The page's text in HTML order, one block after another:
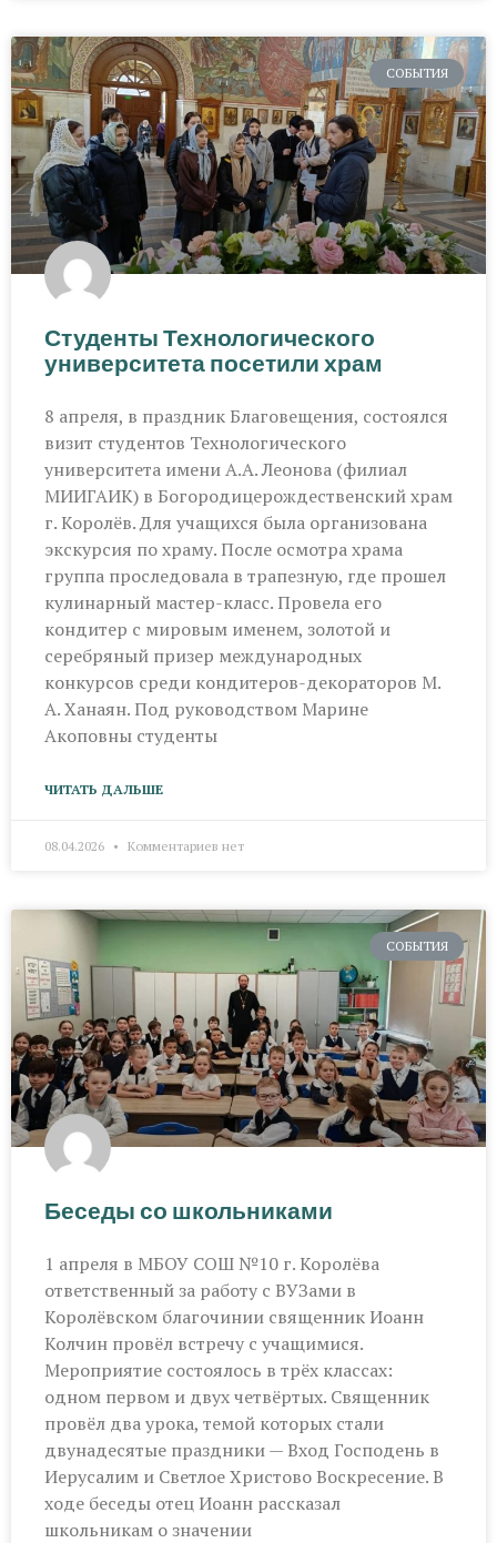
СОБЫТИЯ
Студенты Технологического
университета посетили храм
8 апреля, в праздник Благовещения, состоялся
визит студентов Технологического
университета имени А.А. Леонова (филиал
МИИГАИК) в Богородицерождественский храм
г. Королёв. Для учащихся была организована
экскурсия по храму. После осмотра храма
группа проследовала в трапезную, где прошел
кулинарный мастер-класс. Провела его
кондитер с мировым именем, золотой и
серебряный призер международных
конкурсов среди кондитеров-декораторов М.
А. Ханаян. Под руководством Марине
Акоповны студенты
ЧИТАТЬ ДАЛЬШЕ
08.04.2026 Комментариев нет
СОБЫТИЯ
Беседы со школьниками
1 апреля в МБОУ СОШ №10 г. Королёва
ответственный за работу с ВУЗами в
Королёвском благочинии священник Иоанн
Колчин провёл встречу с учащимися.
Мероприятие состоялось в трёх классах:
одном первом и двух четвёртых. Священник
провёл два урока, темой которых стали
двунадесятые праздники — Вход Господень в
Иерусалим и Светлое Христово Воскресение. В
ходе беседы отец Иоанн рассказал
школьникам о значении